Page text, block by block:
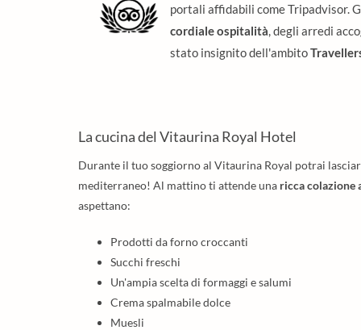
portali affidabili come Tripadvisor.
cordiale ospitalità, degli arredi
stato insignito dell'ambito
La cucina del Vitaurina Royal Hotel
Durante il tuo soggiorno al Vitaurina Royal potrai
mediterraneo! Al mattino ti attende una ricca colazione
aspettano:
Prodotti da forno croccanti
Succhi freschi
Un'ampia scelta di formaggi e salumi
Crema spalmabile dolce
Muesli